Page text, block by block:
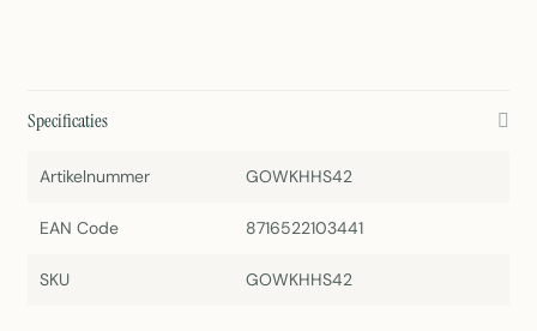
Specificaties
Artikelnummer GOWKHHS42
EAN Code 8716522103441
SKU GOWKHHS42